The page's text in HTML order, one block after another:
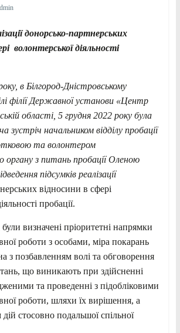
донорсько-партнерських
волонтерської діяльності
в Білгород-Дністровському
філії Державної установи «Центр
області, 5 грудня 2022 року була
зустріч начальником відділу пробації
та волонтером
органу з питань пробації Оленою
підсумків реалізації
відносини в сфері
пробації.
були визначені пріоритетні напрямки
роботи з особами, міра покарань
з позбавленням волі та обговорення
що виникають при здійсненні
та проведенні з підобліковими
роботи, шляхи їх вирішення, а
стосовно подальшої спільної